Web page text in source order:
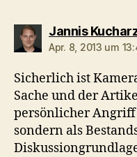
Jannis
Apr. 8, 2013 um
Sicherlich ist
Sache und der
persönlicher
sondern als